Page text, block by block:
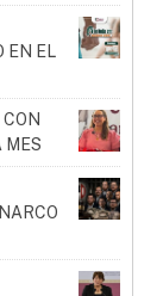
EN EL
MES